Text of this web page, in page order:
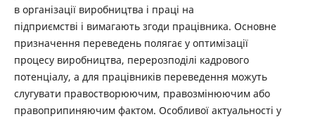
в організації виробництва і праці на
підприємстві і вимагають згоди працівника. Основне
призначення переведень полягає у оптимізації
процесу виробництва, перерозподілі кадрового
потенціалу, а для працівників переведення можуть
слугувати правостворюючим, правозмінюючим або
правоприпиняючим фактом. Особливої актуальності у